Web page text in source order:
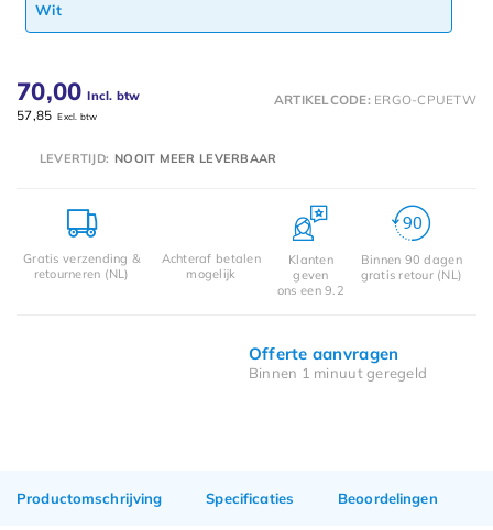
Wit
70,00 Incl. btw
57,85 Excl. btw
ARTIKELCODE: ERGO-CPUETW
LEVERTIJD: NOOIT MEER LEVERBAAR
Gratis verzending &
retourneren (NL)
Achteraf betalen
mogelijk
Klanten
geven
ons een 9.2
Binnen 90 dagen
gratis retour (NL)
Offerte aanvragen
Binnen 1 minuut geregeld
Productomschrijving Specificaties Beoordelingen